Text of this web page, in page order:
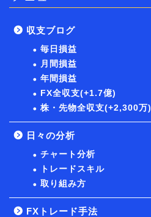
収支ブログ
毎日損益
月間損益
年間損益
FX全収支(+1.7億)
株・先物全収支(+2,300万)
日々の分析
チャート分析
トレードスキル
取り組み方
FXトレード手法